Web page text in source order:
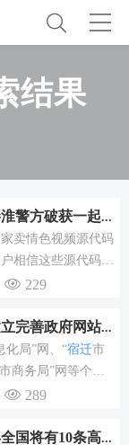
结果
网站制作南京秦淮警方破获一起传播淫秽物品案店主留QQ接广告露
卖情色视频源代码
相信这些源代码是
情网站进行展示。
码，店主并没有在
所用介绍词语暧
到了色情网站的制
束后，店主有一个
229
网站建设四是建立完善政府网站网站运维管理机制，权责不清管理不
化局”网、“宿迁市
市商务局”网等个别
，相关栏目被强行
将持续对全市政府
289
网站建设2022年全国将有10条高铁计划年内开工总投资948